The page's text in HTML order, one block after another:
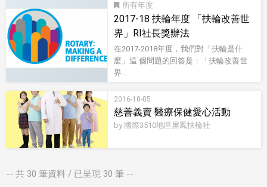
所有
2017-18 扶輪年度 「扶輪改善世
界」RI社長獎辦法
在2017-2018年度，我們對「扶輪是什
麽」這 個問題的回答是：「扶輪改善世
界...
2016-10-05
慈善義賣 醫療保健愛心活動
by 國際3510地區屏鳳扶輪社
-- 共 30 筆資料 / 已呈現 30 筆 --